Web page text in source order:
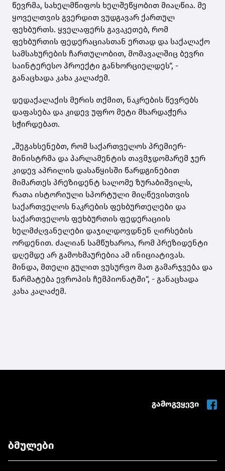
წევრმა, სახელმწიფოს ხელშეწყობით მიაღწია. მე
ყოველთვის გვერდით ვუდგავარ ქართულ
ფეხბურთს. ყველაფერს გავაკეთებ, რომ
ფეხბურთის ფედერაციასთან ერთად და საქალაქო
სამსახურების ჩართულობით, მომავალშიც ბევრი
საინტერესო პროექტი განხორციელდეს“, -
განაცხადა კახა კალაძემ.
დედაქალაქის მერის თქმით, ნაკრების წევრებს
დაფასება და კიდევ უფრო მეტი მხარდაჭერა
სჭირდებათ.
„შეგახსენებთ, რომ საქართველოს პრემიერ-
მინისტრმა და პარლამენტის თავმჯდომარემ ჯერ
კიდევ აპრილის დასაწყისში წარდგინებით
მიმართეს პრეზიდენტ სალომე ზურაბიშვილს,
რათა ისტორიული სპორტული მიღწევისთვის
საქართველოს ნაკრების ფეხბურთელები და
საქართველოს ფეხბურთის ფედერაციის
ხელმძღვანელები დაჯილდოვდნენ ღირსების
ორდენით. ძალიან სამწუხაროა, რომ პრეზიდენტი
დღემდე არ გამოხმაურებია ამ ინიციატივას.
მინდა, მთელი გულით ვუსურვო მათ გამარჯვება და
წარმატება ევროპის ჩემპიონატში“, - განაცხადა
კახა კალაძემ.
გამოგვყევი
ბმულები